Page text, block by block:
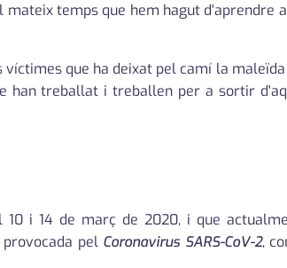
temps que hem hagut d'aprendre
que ha deixat pel camí la maleïda
han treballat i treballen per a sortir
i 14 de març de 2020, i que
pel Coronavirus SARS-CoV-2,